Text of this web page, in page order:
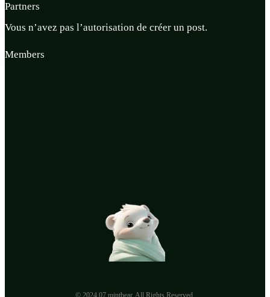
Partners
Vous n’avez pas l’autorisation de créer un post.
Members
© 2024.07 mintbear. All Rights Reserved.